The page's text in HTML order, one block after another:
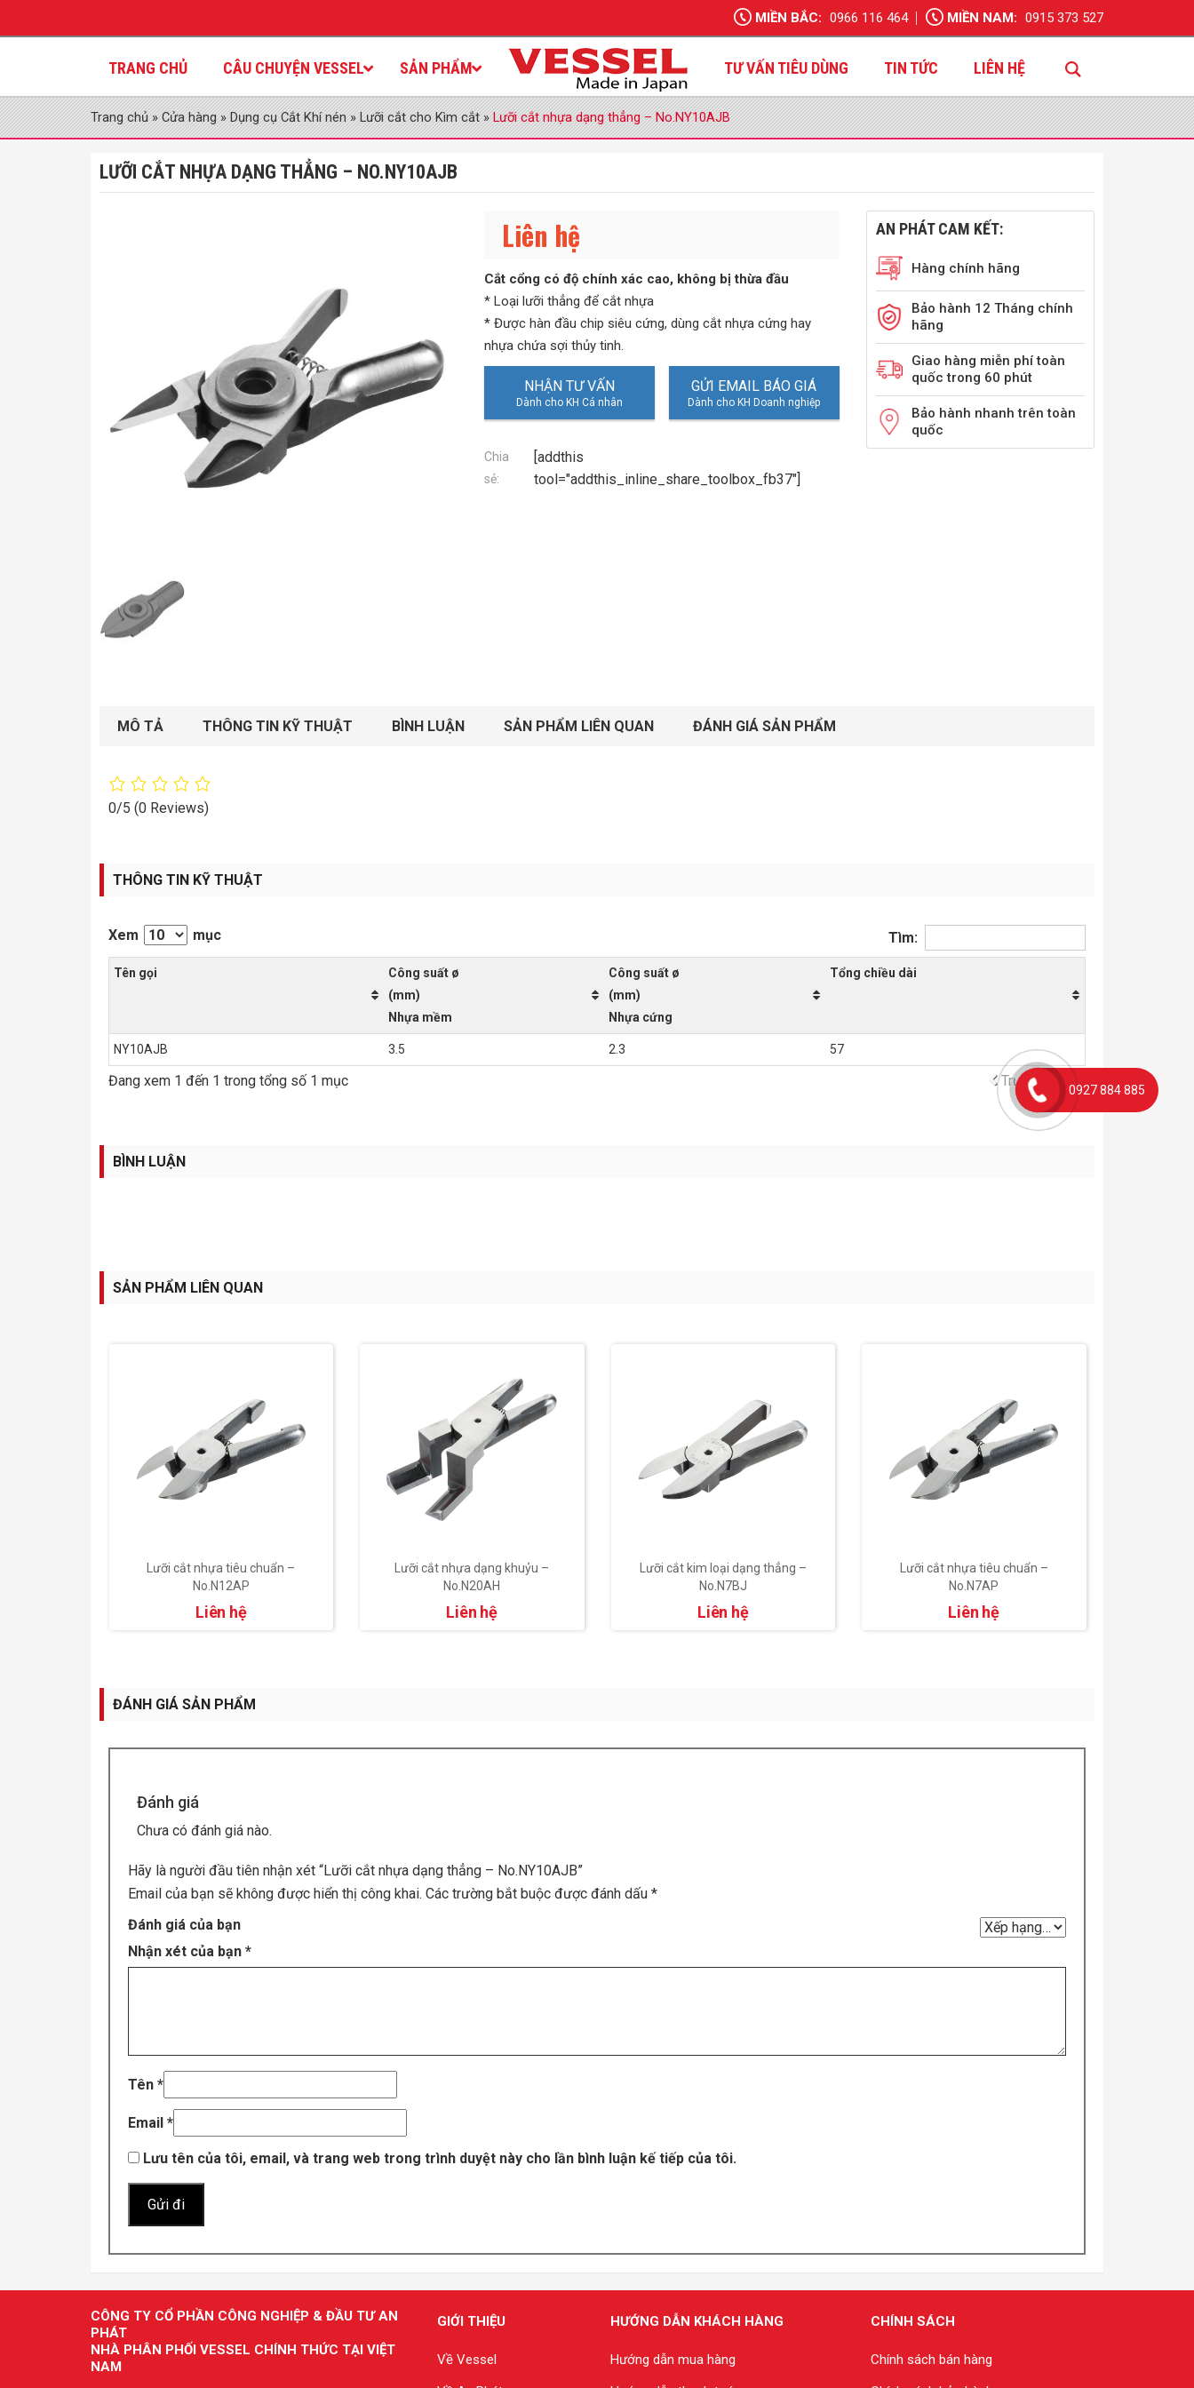
MIỀN BẮC: 0966 116 464 MIỀN NAM: 0915 373 527
TRANG CHỦ CÂU CHUYỆN VESSEL SẢN PHẨM TƯ VẤN TIÊU DÙNG TIN TỨC LIÊN HỆ
Trang chủ»Cửa hàng»Dụng cụ Cắt Khí nén»Lưỡi cắt cho Kìm cắt»Lưỡi cắt nhựa dạng thẳng – No.NY10AJB
LƯỠI CẮT NHỰA DẠNG THẲNG – NO.NY10AJB
Liên hệ
Cắt cổng có độ chính xác cao, không bị thừa đầu
* Loại lưỡi thẳng để cắt nhựa
* Được hàn đầu chip siêu cứng, dùng cắt nhựa cứng hay
nhựa chứa sợi thủy tinh.
NHẬN TƯ VẤN GỬI EMAIL BÁO GIÁ
Chia
sẻ:
[addthis
tool="addthis_inline_share_toolbox_fb37"]
AN PHÁT CAM KẾT:
Hàng chính hãng
Bảo hành 12 Tháng chính
hãng
Giao hàng miễn phí toàn
quốc trong 60 phút
Bảo hành nhanh trên toàn
quốc
MÔ TẢ THÔNG TIN KỸ THUẬT BÌNH LUẬN SẢN PHẨM LIÊN QUAN ĐÁNH GIÁ SẢN PHẨM
0/5 (0 Reviews)
THÔNG TIN KỸ THUẬT
Xem mục Tìm:
Tên gọi
Công suất ø
(mm)
Nhựa mềm
Công suất ø
(mm)
Nhựa cứng
Tổng chiều dài
NY10AJB 3.5 2.3 57
Đang xem 1 đến 1 trong tổng số 1 mục Trước Tiếp
BÌNH LUẬN
SẢN PHẨM LIÊN QUAN
Lưỡi cắt nhựa tiêu chuẩn –
No.N12AP
Liên hệ
Lưỡi cắt nhựa dạng khuỷu –
No.N20AH
Liên hệ
Lưỡi cắt kim loại dạng thẳng –
No.N7BJ
Liên hệ
Lưỡi cắt nhựa tiêu chuẩn –
No.N7AP
Liên hệ
ĐÁNH GIÁ SẢN PHẨM
Đánh giá
Chưa có đánh giá nào.
Hãy là người đầu tiên nhận xét “Lưỡi cắt nhựa dạng thẳng – No.NY10AJB”
Email của bạn sẽ không được hiển thị công khai. Các trường bắt buộc được đánh dấu *
Đánh giá của bạn
Nhận xét của bạn *
Tên *
Email *
Lưu tên của tôi, email, và trang web trong trình duyệt này cho lần bình luận kế tiếp của tôi.
CÔNG TY CỔ PHẦN CÔNG NGHIỆP & ĐẦU TƯ AN
PHÁT
NHÀ PHÂN PHỐI VESSEL CHÍNH THỨC TẠI VIỆT
NAM
GIỚI THIỆU
Về Vessel
HƯỚNG DẪN KHÁCH HÀNG
Hướng dẫn mua hàng
CHÍNH SÁCH
Chính sách bán hàng
0927 884 885